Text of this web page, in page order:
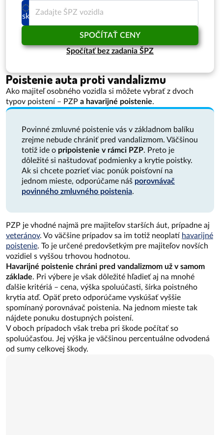
sk
SPOČÍTAŤ CENY
Spočítať bez zadania ŠPZ
Poistenie auta proti vandalizmu
Ako majiteľ osobného vozidla si môžete vybrať z dvoch
typov poistení – PZP a havarijné poistenie.
Povinné zmluvné poistenie vás v základnom balíku
zrejme nebude chrániť pred vandalizmom. Väčšinou
totiž ide o pripoistenie v rámci PZP. Preto je
dôležité si naštudovať podmienky a krytie poistky.
Ak si chcete pozrieť viac ponúk poisťovní na
jednom mieste, odporúčame náš porovnávač
povinného zmluvného poistenia.
PZP je vhodné najmä pre majiteľov starších áut, prípadne aj
veteránov. Vo väčšine prípadov sa im totiž neoplatí havarijné
poistenie. To je určené predovšetkým pre majiteľov novších
vozidiel s vyššou trhovou hodnotou.
Havarijné poistenie chráni pred vandalizmom už v samom
základe. Pri výbere je však dôležité hľadieť aj na mnohé
ďalšie kritériá – cena, výška spoluúčasti, šírka poistného
krytia atď. Opäť preto odporúčame vyskúšať vyššie
spomínaný porovnávač poistenia. Na jednom mieste tak
nájdete ponuku dostupných poistení.
V oboch prípadoch však treba pri škode počítať so
spoluúčasťou. Jej výška je väčšinou percentuálne odvodená
od sumy celkovej škody.